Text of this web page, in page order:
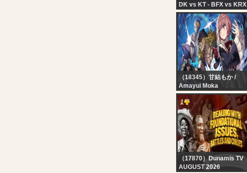
DK vs KT - BFX vs KRX
| 2026 LCK
（18345）甘結もか /
Amayui Moka
【第3回 #もかCUP
2on2】TOP8決勝トーナ
メント！！！【 ぶいすぽ
っ！甘結もか 】
（17870）Dunamis TV
AUGUST 2026